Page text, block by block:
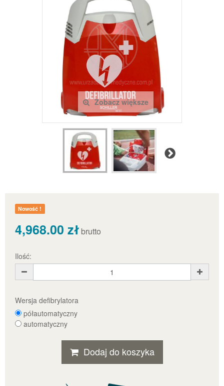
Zobacz większe
Następny
Nowość !
4,968.00 zł brutto
Ilość:
Wersja defibrylatora
półautomatyczny
automatyczny
Dodaj do koszyka